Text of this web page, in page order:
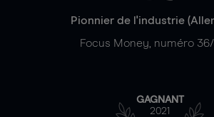
Pionnier de l'industrie
Focus Money, numéro
GAGNANT
2021